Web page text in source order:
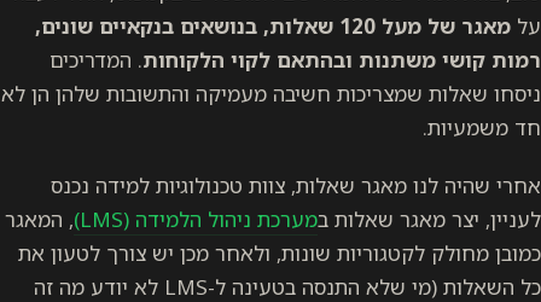
על
מאגר של מעל 120 שאלות, בנושאים בנקאיים שונים,
רמות קושי משתנות ובהתאם לקוי הלקוחות. המדריכים
ניסחו שאלות שמצריכות חשיבה מעמיקה והתשובות שלהן הן לא
חד משמעיות.
אחרי שהיה לנו מאגר שאלות, צוות טכנולוגיות למידה נכנס
לעניין, יצר מאגר שאלות במערכת ניהול הלמידה (LMS)
, המאגר
כמובן מחולק לקטגוריות שונות, ולאחר מכן יש צורך לטעון את
כל השאלות (מי שלא התנסה בטעינה ל-LMS לא יודע מה זה